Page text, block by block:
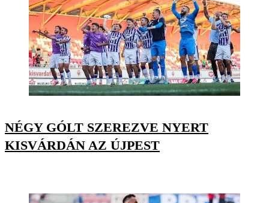
NÉGY GÓLT SZEREZVE NYERT
KISVÁRDÁN AZ ÚJPEST